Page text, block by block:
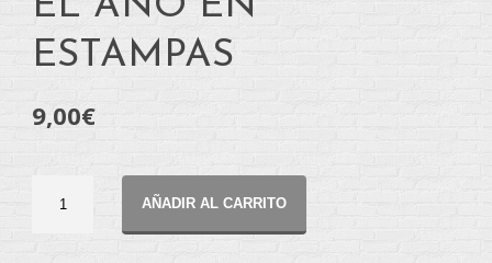
ESTAMPAS
9,00€
AÑADIR AL CARRITO